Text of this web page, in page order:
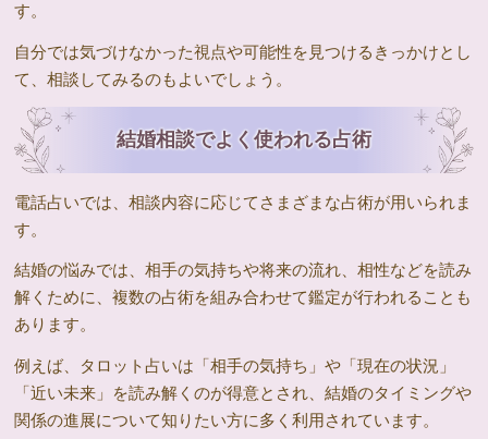
す。
自分では気づけなかった視点や可能性を見つけるきっかけとし
て、相談してみるのもよいでしょう。
結婚相談でよく使われる占術
電話占いでは、相談内容に応じてさまざまな占術が用いられま
す。
結婚の悩みでは、相手の気持ちや将来の流れ、相性などを読み
解くために、複数の占術を組み合わせて鑑定が行われることも
あります。
例えば、タロット占いは「相手の気持ち」や「現在の状況」
「近い未来」を読み解くのが得意とされ、結婚のタイミングや
関係の進展について知りたい方に多く利用されています。